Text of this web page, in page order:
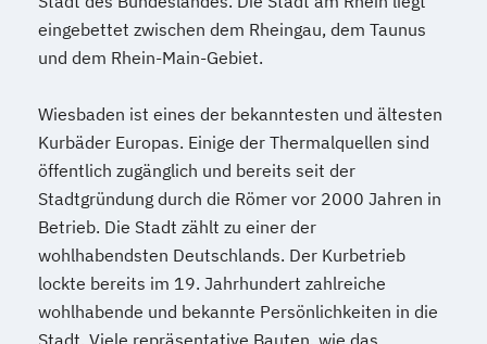
eingebettet zwischen dem Rheingau, dem Taunus
und dem Rhein-Main-Gebiet.
Wiesbaden ist eines der bekanntesten und ältesten
Kurbäder Europas. Einige der Thermalquellen sind
öffentlich zugänglich und bereits seit der
Stadtgründung durch die Römer vor 2000 Jahren in
Betrieb. Die Stadt zählt zu einer der
wohlhabendsten Deutschlands. Der Kurbetrieb
lockte bereits im 19. Jahrhundert zahlreiche
wohlhabende und bekannte Persönlichkeiten in die